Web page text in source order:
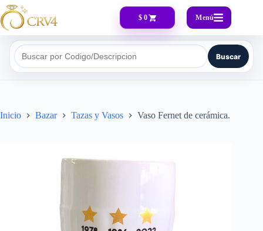
$ 0 Menú
Buscar por Codigo/Descripcion Buscar
Inicio Bazar Tazas y Vasos Vaso Fernet de cerámica.